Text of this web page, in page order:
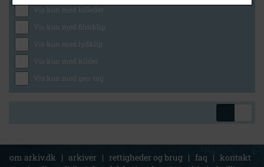
Vis kun med billeder
Vis kun med filmklip
Vis kun med lydklip
Vis kun med kilder
Vis kun med geo-tag
om arkiv.dk | arkiver | rettigheder og brug | faq | kontakt